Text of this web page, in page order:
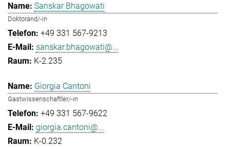
Sanskar Bhagowati
Doktorand/-in
+49 331 567-9213
sanskar.bhagowati@...
K-2.235
Giorgia Cantoni
Gastwissenschaftler/-in
+49 331 567-9622
giorgia.cantoni@...
K-0.232